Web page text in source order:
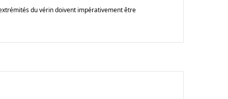
émités du vérin doivent impérativementêtre